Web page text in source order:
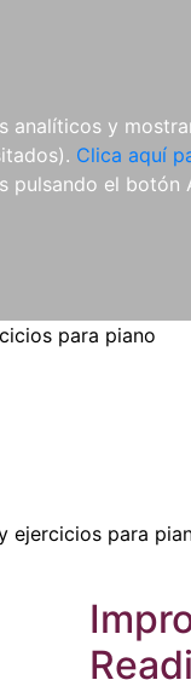
y
Clica aquí
pulsando el botón
para piano
ejercicios para